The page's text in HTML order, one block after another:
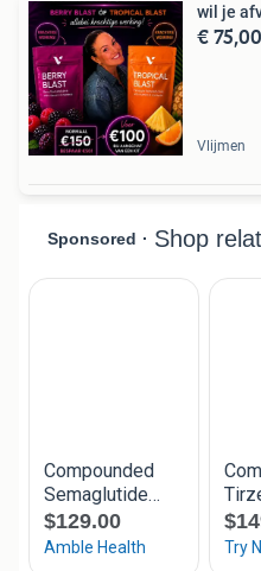
wil je
€ 75,00
Vlijmen